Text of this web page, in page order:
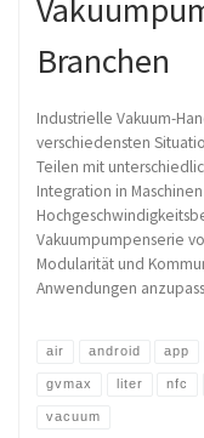
Branchen
Industrielle Vakuum-
verschiedensten
Teilen mit
Integration in
Vakuumpumpenserie
Modularität und
Anwendungen
air android app
gvmax liter nfc
vacuum